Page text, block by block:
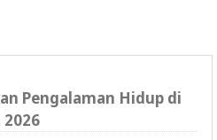
Pengalaman Hidup di
2026